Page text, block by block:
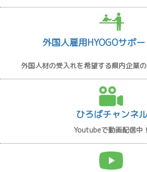
外国人雇用HYOGOサポ
外国人材の受入れを希望する県内企業
ひろばチャンネル
Youtubeで動画配信中！